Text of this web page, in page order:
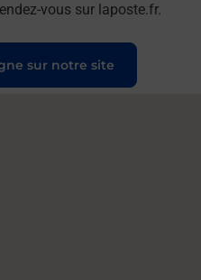
vous sur laposte.fr.
sur notre site